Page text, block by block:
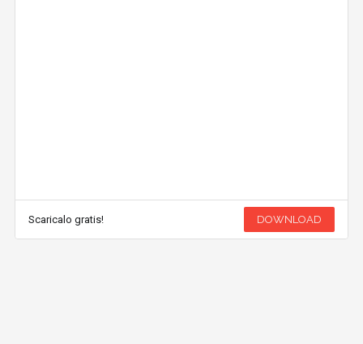
Scaricalo gratis! DOWNLOAD